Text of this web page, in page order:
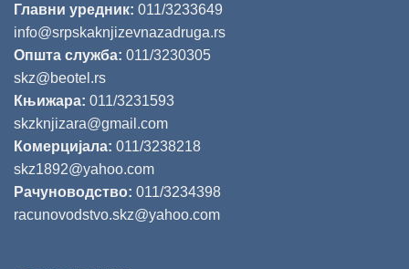
Главни уредник: 011/3233649
info@srpskaknjizevnazadruga.rs
Општа служба: 011/3230305
skz@beotel.rs
Књижара: 011/3231593
skzknjizara@gmail.com
Комерцијала: 011/3238218
skz1892@yahoo.com
Рачуноводство: 011/3234398
racunovodstvo.skz@yahoo.com